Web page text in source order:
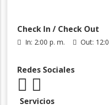
Check In / Check Out
In: 2:00 p. m. Out:
Redes Sociales
Servicios